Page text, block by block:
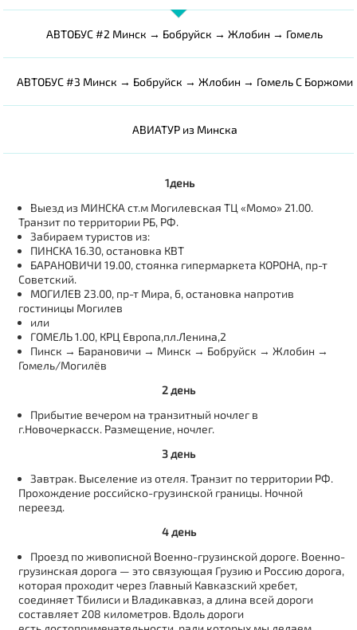
АВТОБУС #2 Минск → Бобруйск → Жлобин → Гомель
АВТОБУС #3 Минск → Бобруйск → Жлобин → Гомель С Боржоми
АВИАТУР из Минска
1день
Выезд из МИНСКА ст.м Могилевская ТЦ «Момо» 21.00.
Транзит по территории РБ, РФ.
Забираем туристов из:
ПИНСКА 16.30, остановка КВТ
БАРАНОВИЧИ 19.00, стоянка гипермаркета КОРОНА, пр-т
Советский.
МОГИЛЕВ 23.00, пр-т Мира, 6, остановка напротив
гостиницы Могилев
или
ГОМЕЛЬ 1.00, КРЦ Европа,пл.Ленина,2
Пинск → Барановичи → Минск → Бобруйск → Жлобин →
Гомель/Могилёв
2 день
Прибытие вечером на транзитный ночлег в
г.Новочеркасск. Размещение, ночлег.
3 день
Завтрак. Выселение из отеля. Транзит по территории РФ.
Прохождение российско-грузинской границы. Ночной
переезд.
4 день
Проезд по живописной Военно-грузинской дороге. Военно-
грузинская дорога — это связующая Грузию и Россию дорога,
которая проходит через Главный Кавказский хребет,
соединяет Тбилиси и Владикавказ, а длина всей дороги
составляет 208 километров. Вдоль дороги